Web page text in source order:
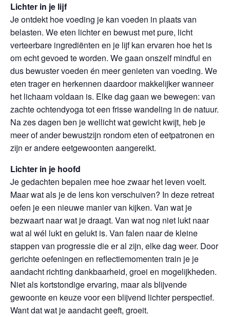
Lichter in je lijf
Je ontdekt hoe voeding je kan voeden in plaats van
belasten. We eten lichter en bewust met pure, licht
verteerbare ingrediënten en je lijf kan ervaren hoe het is
om echt gevoed te worden. We gaan onszelf mindful en
dus bewuster voeden én meer genieten van voeding. We
eten trager en herkennen daardoor makkelijker wanneer
het lichaam voldaan is. Elke dag gaan we bewegen: van
zachte ochtendyoga tot een frisse wandeling in de natuur.
Na zes dagen ben je wellicht wat gewicht kwijt, heb je
meer of ander bewustzijn rondom eten of eetpatronen en
zijn er andere eetgewoonten aangereikt.
Lichter in je hoofd
Je gedachten bepalen mee hoe zwaar het leven voelt.
Maar wat als je de lens kon verschuiven? In deze retreat
oefen je een nieuwe manier van kijken. Van wat je
bezwaart naar wat je draagt. Van wat nog niet lukt naar
wat al wél lukt en gelukt is. Van falen naar de kleine
stappen van progressie die er al zijn, elke dag weer. Door
gerichte oefeningen en reflectiemomenten train je je
aandacht richting dankbaarheid, groei en mogelijkheden.
Niet als kortstondige ervaring, maar als blijvende
gewoonte en keuze voor een blijvend lichter perspectief.
Want dat wat je aandacht geeft, groeit.